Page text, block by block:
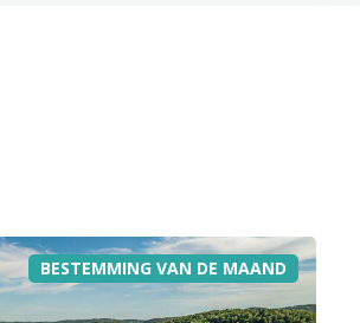
BESTEMMING VAN DE MAAND